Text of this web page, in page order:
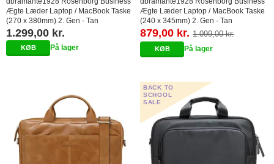
Ægte Læder Laptop / MacBook Taske
(270 x 380mm) 2. Gen - Tan
1.299,00 kr.
På lager
Ægte Læder Laptop / MacBook Taske
(240 x 345mm) 2. Gen - Tan
879,00 kr. 1.099,00 kr.
På lager
BACK TO
SCHOOL
SALE